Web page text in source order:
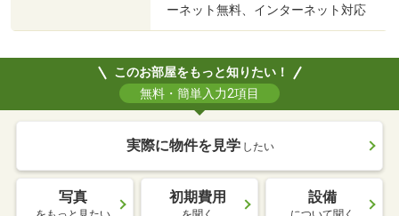
ーネット無料、インターネット対応
このお部屋をもっと知りたい！
無料・簡単入力2項目
実際に物件を見学 したい
写真 初期費用 設備